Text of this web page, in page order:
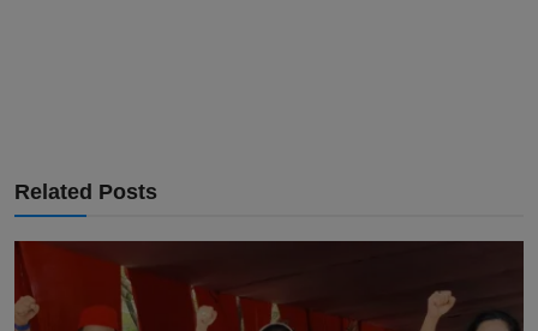
Related Posts